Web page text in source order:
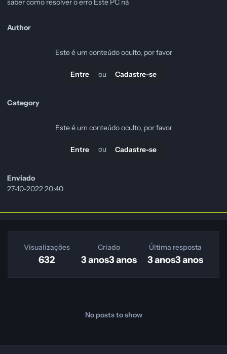
saber como resolver o erro Este PC nã
Author
Este é um conteúdo oculto, por favor
Entre ou Cadastre-se
Category
Este é um conteúdo oculto, por favor
Entre ou Cadastre-se
Enviado
27-10-2022 20:40
Visualizações
632
Criado
3 anos3 anos
Última resposta
3 anos3 anos
No posts to show